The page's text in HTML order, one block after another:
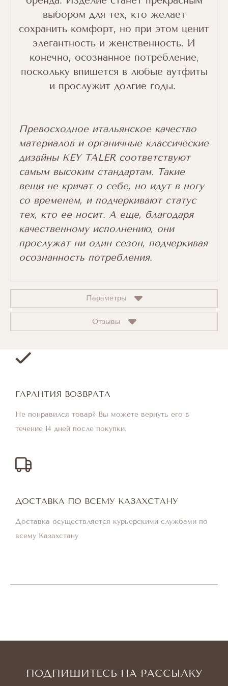
выбором для тех, кто желает
сохранить комфорт, но при этом ценит
элегантность и женственность. И
конечно, осознанное потребление,
поскольку впишется в любые аутфиты
и прослужит долгие годы.
Превосходное итальянское качество
материалов и органичные классические
дизайны KEY TALER соответствуют
самым высоким стандартам. Такие
вещи не кричат о себе, но идут в ногу
со временем, и подчеркивают статус
тех, кто ее носит. А еще, благодаря
качественному исполнению, они
прослужат ни один сезон, подчеркивая
осознанность потребления.
Параметры
Отзывы
ГАРАНТИЯ ВОЗВРАТА
Не понравился товар? Вы можете вернуть его в
течение 14 дней после покупки.
ДОСТАВКА ПО ВСЕМУ КАЗАХСТАНУ
Доставка осуществляется курьерскими службами по
всему Казахстану
ПОДПИШИТЕСЬ НА РАССЫЛКУ